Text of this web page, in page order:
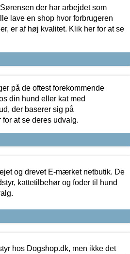
der har arbejdet som
lave en shop hvor forbrugeren
er af høj kvalitet. Klik her for at se
på de oftest forekommende
din hund eller kat med
der baserer sig på
at se deres udvalg.
og drevet E-mærket netbutik. De
kattetilbehør og foder til hund
hos Dogshop.dk, men ikke det